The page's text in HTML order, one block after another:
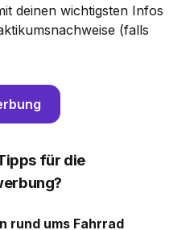
deinen wichtigsten Infos
(falls
für die
rund ums Fahrrad